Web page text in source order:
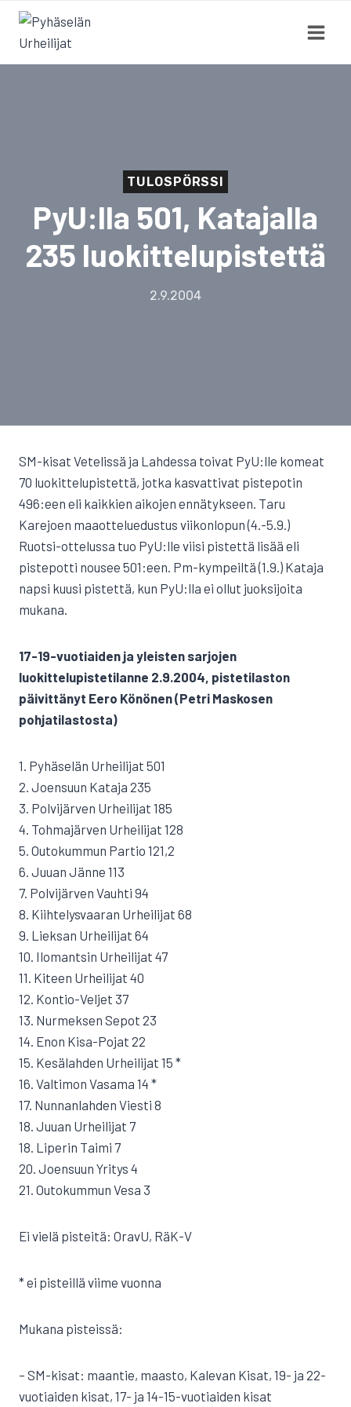
Siirry
sisältöön
TULOSPÖRSSI
PyU:lla 501, Katajalla
235 luokittelupistettä
2.9.2004
SM-kisat Vetelissä ja Lahdessa toivat PyU:lle komeat
70 luokittelupistettä, jotka kasvattivat pistepotin
496:een eli kaikkien aikojen ennätykseen. Taru
Karejoen maaotteluedustus viikonlopun (4.-5.9.)
Ruotsi-ottelussa tuo PyU:lle viisi pistettä lisää eli
pistepotti nousee 501:een. Pm-kympeiltä (1.9.) Kataja
napsi kuusi pistettä, kun PyU:lla ei ollut juoksijoita
mukana.
17-19-vuotiaiden ja yleisten sarjojen
luokittelupistetilanne 2.9.2004, pistetilaston
päivittänyt Eero Könönen (Petri Maskosen
pohjatilastosta)
1. Pyhäselän Urheilijat 501
2. Joensuun Kataja 235
3. Polvijärven Urheilijat 185
4. Tohmajärven Urheilijat 128
5. Outokummun Partio 121,2
6. Juuan Jänne 113
7. Polvijärven Vauhti 94
8. Kiihtelysvaaran Urheilijat 68
9. Lieksan Urheilijat 64
10. Ilomantsin Urheilijat 47
11. Kiteen Urheilijat 40
12. Kontio-Veljet 37
13. Nurmeksen Sepot 23
14. Enon Kisa-Pojat 22
15. Kesälahden Urheilijat 15 *
16. Valtimon Vasama 14 *
17. Nunnanlahden Viesti 8
18. Juuan Urheilijat 7
18. Liperin Taimi 7
20. Joensuun Yritys 4
21. Outokummun Vesa 3
Ei vielä pisteitä: OravU, RäK-V
* ei pisteillä viime vuonna
Mukana pisteissä:
– SM-kisat: maantie, maasto, Kalevan Kisat, 19- ja 22-
vuotiaiden kisat, 17- ja 14-15-vuotiaiden kisat